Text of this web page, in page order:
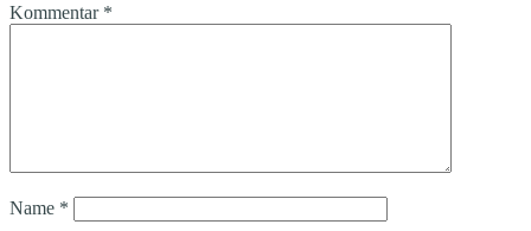
Kommentar *
Name *